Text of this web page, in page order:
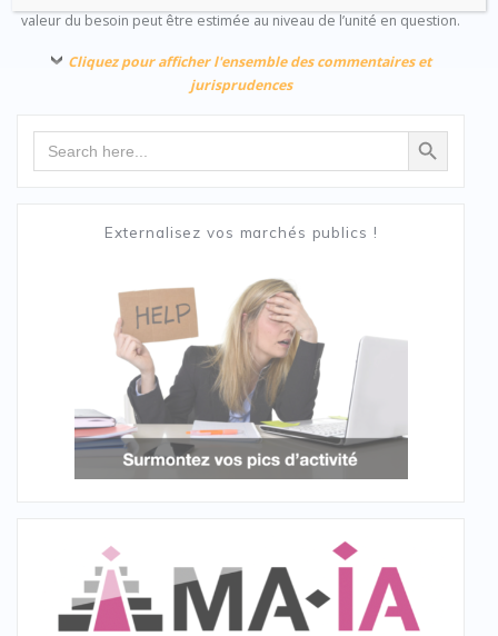
valeur du besoin peut être estimée au niveau de l’unité en question.
Cliquez pour afficher l'ensemble des commentaires et
jurisprudences
Search Search Button
Externalisez vos marchés publics !